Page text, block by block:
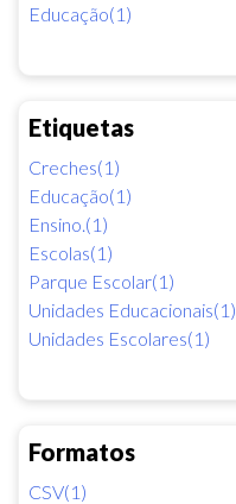
Educação(1)
Etiquetas
Creches(1)
Educação(1)
Ensino.(1)
Escolas(1)
Parque Escolar(1)
Unidades Educacionais(1)
Unidades Escolares(1)
Formatos
CSV(1)